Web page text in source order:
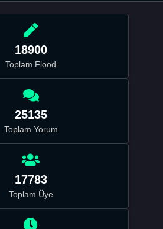
18900
Toplam Flood
25135
Toplam Yorum
17783
Toplam Üye